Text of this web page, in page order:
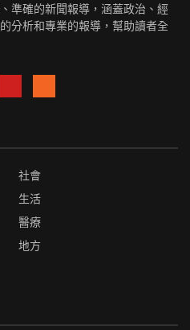
準確的新聞報導，涵蓋政治、經
分析和專業的報導，幫助讀者全
社會
生活
醫療
地方